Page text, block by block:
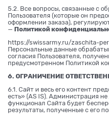
5.2. Все вопросы, связанные с
Пользователя (которые он
оформлении заказа),
— Политикой
https://swissarmy.ru/zaschita-
Персональные данные
согласия Пользователя,
предусмотренном Политикой
6. ОГРАНИЧЕНИЕ
6.1. Сайт и весь его контент
есть» (AS IS). Администрация
функционал Сайта будет
результаты, полученные с его